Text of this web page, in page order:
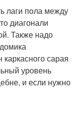
лаги пола между
диагонали
Также надо
каркасного сарая
уровень
и если нужно